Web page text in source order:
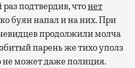
подтвердив, чтонет
буян напал и на них. При
продолжили молча
парень же тихо уполз
не может даже полиция.